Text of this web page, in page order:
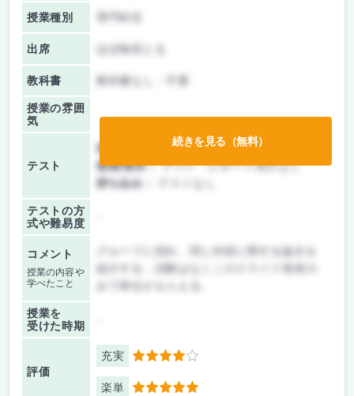
授業種別
出席 ほぼ毎回とる
教科書 教科書なし・不要
授業の雰囲
気
テスト
前期/中間：
テスト・レポート両方なし
後期/期末：テスト・レポート両方なし
持ち込み：
テストの方
式や難易度
コメント
授業の内容や
学べたこと
グループに別れ、同じ内容に関する論文を
紹介する。試験はなくこのスライド発表の
授業を
受けた時期
評価
充実 4
楽単 5
続きを見る（無料）